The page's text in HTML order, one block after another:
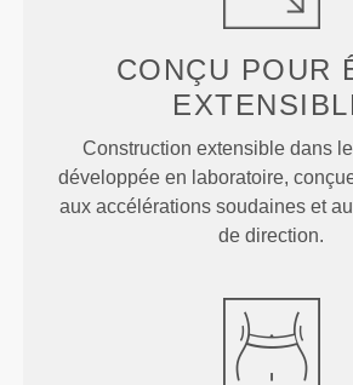
CONÇU POUR
Construction extensible dans
développée en laboratoire,
aux accélérations soudaines et
de direction.